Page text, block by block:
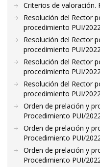
Criterios de valoración.
Resolución del Rector
procedimiento PUI/
Resolución del Rector
procedimiento PUI/
Resolución del Rector
procedimiento PUI/
Resolución del Rector
procedimiento PUI/
Orden de prelación y
Procedimiento PUI/
Orden de prelación y
Procedimiento PUI/
Orden de prelación y
Procedimiento PUI/